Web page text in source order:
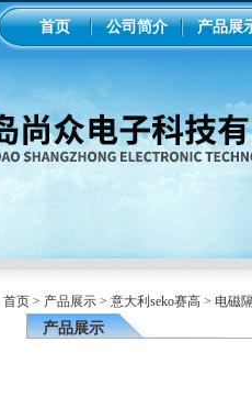
首页 公司简介 产品展
首页 > 产品展示 > 意大利seko赛高 > 电磁
产品展示